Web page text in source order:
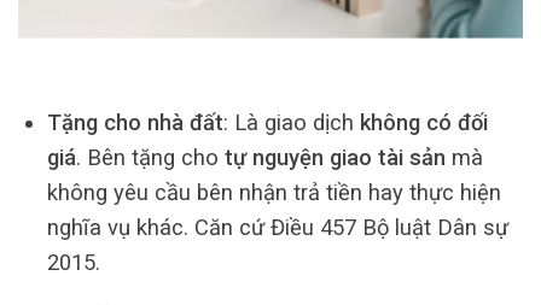
Tặng cho nhà đất: Là giao dịch không có đối
giá. Bên tặng cho tự nguyện giao tài sản mà
không yêu cầu bên nhận trả tiền hay thực hiện
nghĩa vụ khác. Căn cứ Điều 457 Bộ luật Dân sự
2015.